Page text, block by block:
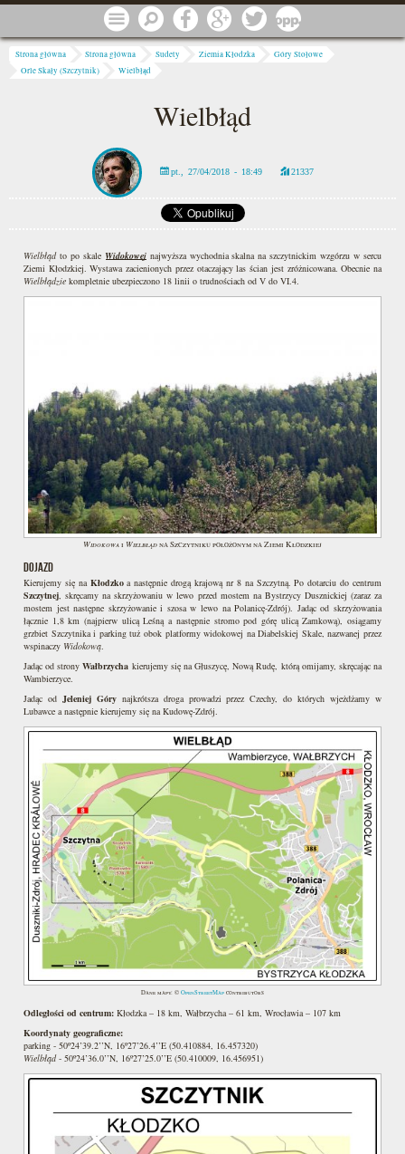
Przejdź do treści Menu Szukaj Facebook Google Twitter
Jesteś tutaj
Strona główna Strona główna Sudety Ziemia Kłodzka
Góry Stołowe
Orle Skały (Szczytnik)
Wielbłąd
Wielbłąd
pt., 27/04/2018 - 18:49 21337
Wielbłąd to po skale Widokowej najwyższa wychodnia skalna na szczytnickim wzgórzu w sercu
Ziemi Kłodzkiej. Wystawa zacienionych przez otaczający las ścian jest zróżnicowana. Obecnie na
Wielbłądzie kompletnie ubezpieczono 18 linii o trudnościach od V do VI.4.
Widokowa i Wielbłądna Szczytniku położonym na Ziemi Kłodzkiej
DOJAZD
Kierujemy się na Kłodzkoa następnie drogą krajową nr 8 na Szczytną. Po dotarciu do centrum
Szczytnej, skręcamy na skrzyżowaniu w lewo przed mostem na Bystrzycy Dusznickiej (zaraz za
mostem jest następne skrzyżowanie i szosa w lewo na Polanicę-Zdrój). Jadąc od skrzyżowania
łącznie 1,8 km (najpierw ulicą Leśną a następnie stromo pod górę ulicą Zamkową), osiągamy
grzbiet Szczytnika i parking tuż obok platformy widokowej na Diabelskiej Skale, nazwanej przez
wspinaczy Widokową.
Jadąc od stronyWałbrzycha kierujemy się na Głuszycę, Nową Rudę, którą omijamy, skręcając na
Wambierzyce.
Jadąc od Jeleniej Górynajkrótsza droga prowadzi przez Czechy, do których wjeżdżamy w
Lubawce a następnie kierujemy się na Kudowę-Zdrój.
Dane mapy: © OpenStreetMap contributors
Odległości od centrum: Kłodzka – 18 km, Wałbrzycha – 61 km, Wrocławia – 107 km
Koordynaty geograficzne:
parking - 50º24’39.2’’N, 16º27’26.4’’E (50.410884, 16.457320)
Wielbłąd- 50º24’36.0’’N, 16º27’25.0’’E (50.410009, 16.456951)